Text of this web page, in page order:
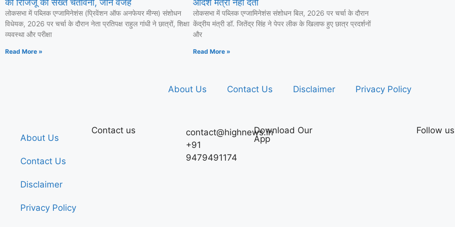
लोकसभा में पब्लिक एग्जामिनेशंस (प्रिवेंशन ऑफ अनफेयर मीन्स) संशोधन
विधेयक, 2026 पर चर्चा के दौरान नेता प्रतिपक्ष राहुल गांधी ने छात्रों, शिक्षा
व्यवस्था और परीक्षा
Read More »
लोकसभा में पब्लिक एग्जामिनेशंस संशोधन बिल, 2026 पर चर्चा के दौरान
केंद्रीय मंत्री डॉ. जितेंद्र सिंह ने पेपर लीक के खिलाफ हुए छात्र प्रदर्शनों
और
Read More »
About Us Contact Us Disclaimer Privacy Policy
About Us
Contact Us
Disclaimer
Privacy Policy
Contact us
contact@highnews.in
+91
9479491174
Download Our
App
Follow